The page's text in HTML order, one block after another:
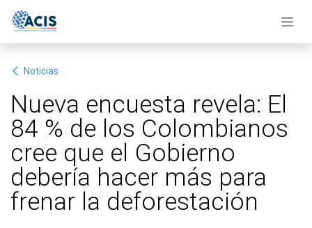
Noticias
Nueva encuesta revela: El
84 % de los Colombianos
cree que el Gobierno
debería hacer más para
frenar la deforestación